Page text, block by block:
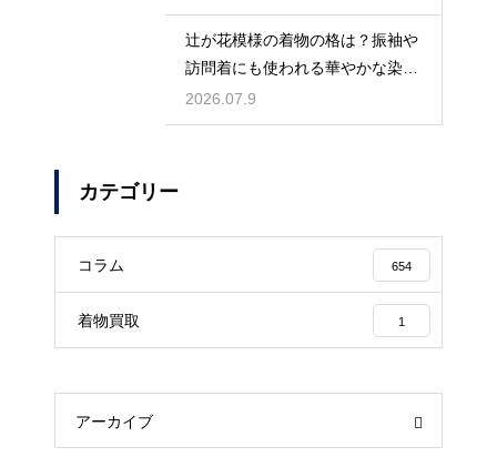
辻が花模様の着物の格は？振袖や
訪問着にも使われる華やかな染め
の格式
2026.07.9
カテゴリー
コラム 654
着物買取 1
アーカイブ